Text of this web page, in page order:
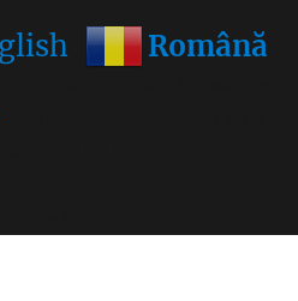
was called
Română